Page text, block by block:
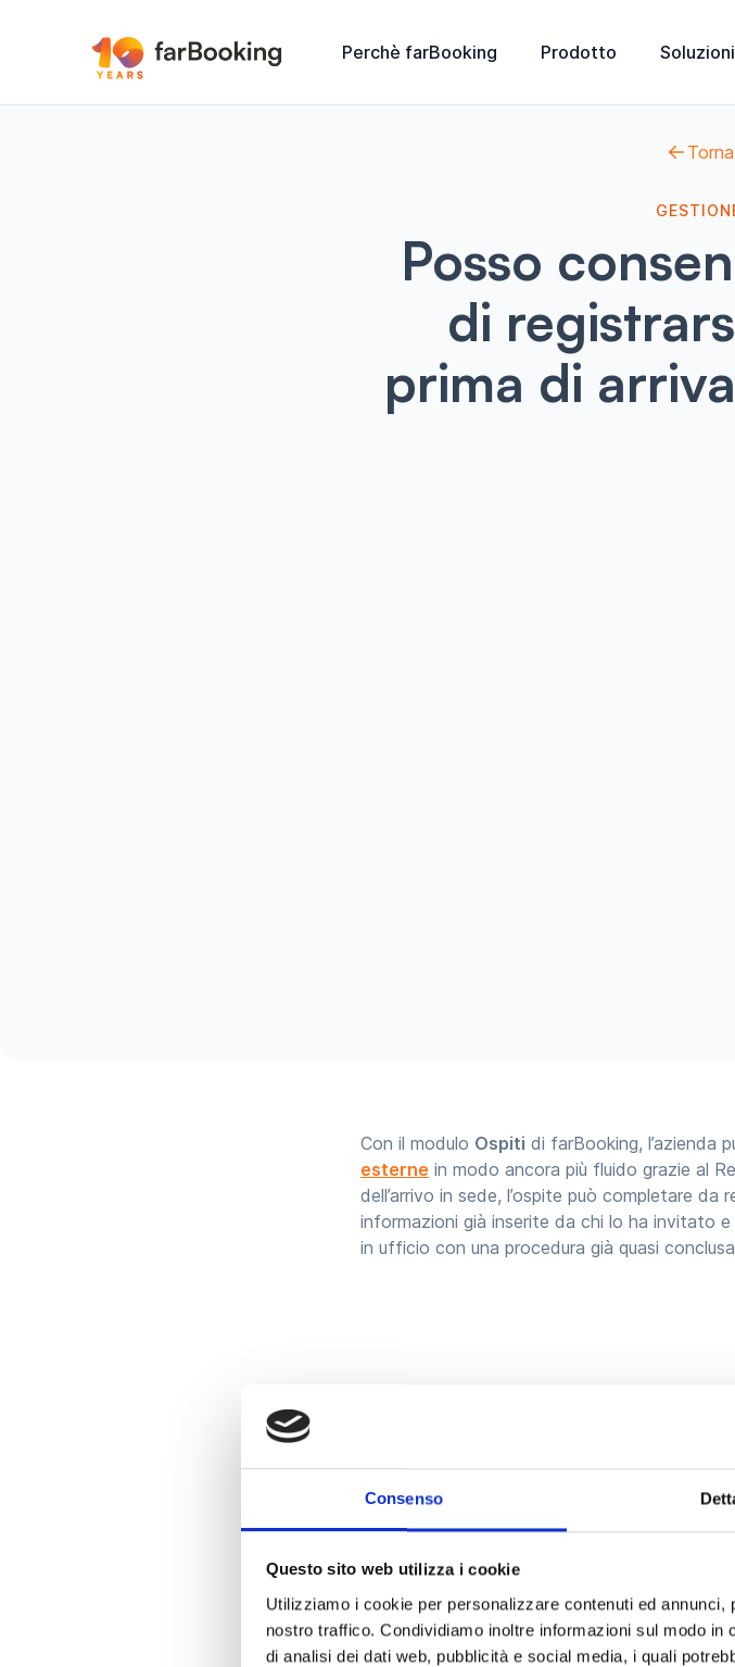
Consenso
Questo sito web utilizza i cookie
Utilizziamo i cookie per personalizzare contenuti ed
nostro traffico. Condividiamo inoltre informazioni sul modo
di analisi dei dati web, pubblicità e social media, i quali
Perchè farBooking Prodotto Soluzioni
Posso
di
prima di
Con il modulo Ospiti di farBooking, l’azienda
esterne in modo ancora più fluido grazie al
dell’arrivo in sede, l’ospite può completare
informazioni già inserite da chi lo ha invitato
in ufficio con una procedura già quasi
che possono contare su dati già disponibili e
possibilità di precompilare e validare in
passaggi manuali e richieste di verifica all’ultimo